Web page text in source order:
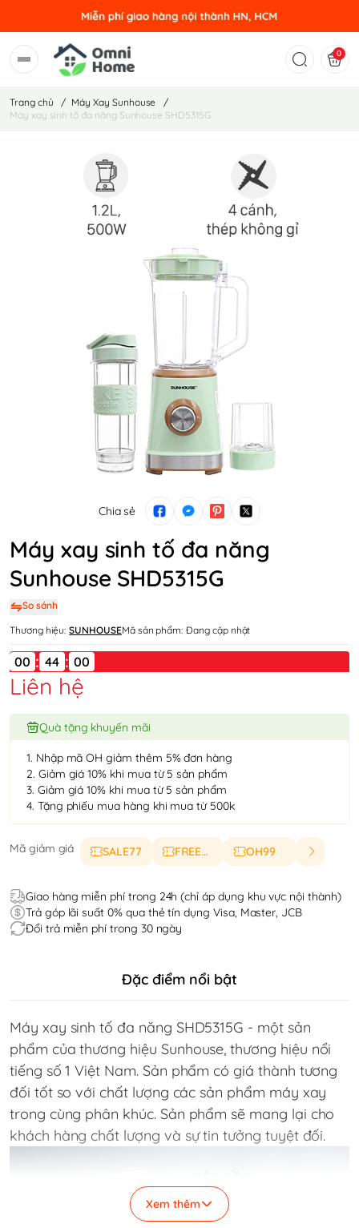
0
Trang chủ / Máy Xay Sunhouse
/
Máy xay sinh tố đa năng Sunhouse SHD5315G
Chia sẻ
Máy xay sinh tố đa năng
Sunhouse SHD5315G
So sánh
Thương hiệu: SUNHOUSEMã sản phẩm: Đang cập nhật
00 : :
Liên hệ
Quà tặng khuyến mãi
1. Nhập mã OH giảm thêm 5% đơn hàng
2. Giảm giá 10% khi mua từ 5 sản phẩm
3. Giảm giá 10% khi mua từ 5 sản phẩm
4. Tặng phiếu mua hàng khi mua từ 500k
Mã giảm giá SALE77 FREESHIP OH99
Giao hàng miễn phí trong 24h (chỉ áp dụng khu vực nội thành)
Trả góp lãi suất 0% qua thẻ tín dụng Visa, Master, JCB
Đổi trả miễn phí trong 30 ngày
Đặc điểm nổi bật
Máy xay sinh tố đa năng SHD5315G - một sản
phẩm của thương hiệu Sunhouse, thương hiệu nổi
tiếng số 1 Việt Nam. Sản phẩm có giá thành tương
đối tốt so với chất lượng các sản phẩm máy xay
trong cùng phân khúc. Sản phẩm sẽ mang lại cho
khách hàng chất lượng và sự tin tưởng tuyệt đối.
Xem thêm